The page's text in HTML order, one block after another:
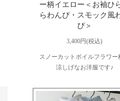
ー柄イエロー＜お袖ひ
らわんぴ・スモック風
ぴ＞
3,400円(税込)
スノーカットボイルフラワー
涼しげなお洋服です♪